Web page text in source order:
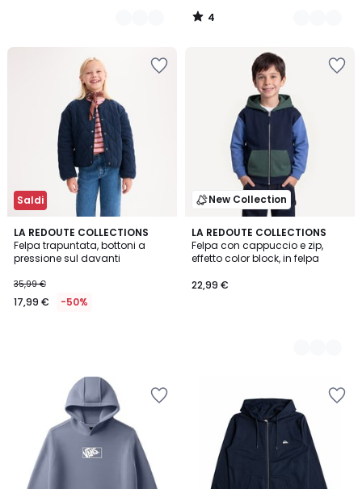
4
/
Saldi
LA REDOUTE COLLECTIONS
Felpa trapuntata, bottoni a
pressione sul davanti
35,99 €
17,99 € -50%
New Collection
LA REDOUTE COLLECTIONS
Felpa con cappuccio e zip,
effetto color block, in felpa
22,99 €
2
Colori